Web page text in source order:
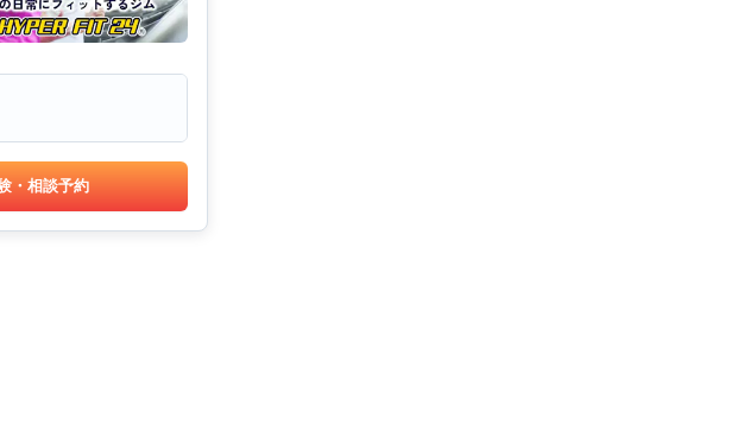
・相談予約